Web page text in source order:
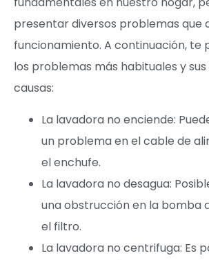
presentar diversos problemas que
funcionamiento. A continuación, te
los problemas más habituales y
causas:
La lavadora no enciende:
un problema en el cable de
el enchufe.
La lavadora no desagua:
una obstrucción en la bomba
el filtro.
La lavadora no centrifuga: Es